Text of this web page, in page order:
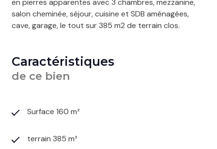
en pierres apparentes avec 3 chambres, mezzanine,
salon cheminée, séjour, cuisine et SDB aménagées,
cave, garage, le tout sur 385 m2 de terrain clos.
Caractéristiques
de ce bien
Surface 160 m²
terrain 385 m²